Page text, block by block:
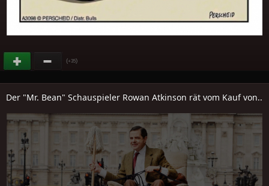
(+35)
Der "Mr. Bean" Schauspieler Rowan Atkinson rät vom Kauf von..